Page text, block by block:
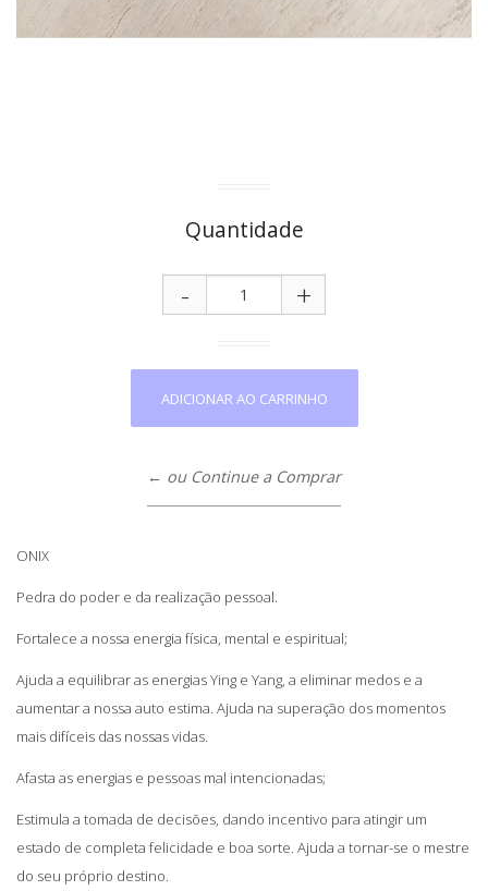
Quantidade
+
-
← ou Continue a Comprar
ONIX
Pedra do poder e da realização pessoal.
Fortalece a nossa energia física, mental e espiritual;
Ajuda a equilibrar as energias Ying e Yang, a eliminar medos e a
aumentar a nossa auto estima. Ajuda na superação dos momentos
mais difíceis das nossas vidas.
Afasta as energias e pessoas mal intencionadas;
Estimula a tomada de decisões, dando incentivo para atingir um
estado de completa felicidade e boa sorte. Ajuda a tornar-se o mestre
do seu próprio destino.